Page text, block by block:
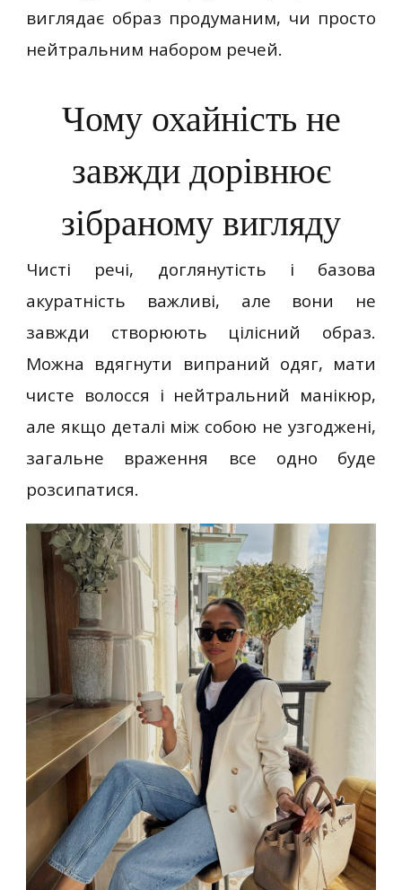
виглядає образ продуманим, чи просто
нейтральним набором речей.
Чому охайність не
завжди дорівнює
зібраному вигляду
Чисті речі, доглянутість і базова
акуратність важливі, але вони не
завжди створюють цілісний образ.
Можна вдягнути випраний одяг, мати
чисте волосся і нейтральний манікюр,
але якщо деталі між собою не узгоджені,
загальне враження все одно буде
розсипатися.